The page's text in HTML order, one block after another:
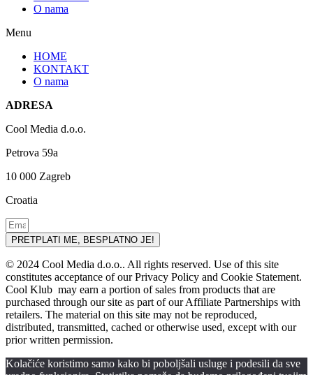
O nama
Menu
HOME
KONTAKT
O nama
ADRESA
Cool Media d.o.o.
Petrova 59a
10 000 Zagreb
Croatia
PRETPLATI ME, BESPLATNO JE!
© 2024 Cool Media d.o.o.. All rights reserved. Use of this site
constitutes acceptance of our Privacy Policy and Cookie Statement.
Cool Klub may earn a portion of sales from products that are
purchased through our site as part of our Affiliate Partnerships with
retailers. The material on this site may not be reproduced,
distributed, transmitted, cached or otherwise used, except with our
prior written permission.
Kolačiće koristimo samo kako bi poboljšali usluge i podesili da sve